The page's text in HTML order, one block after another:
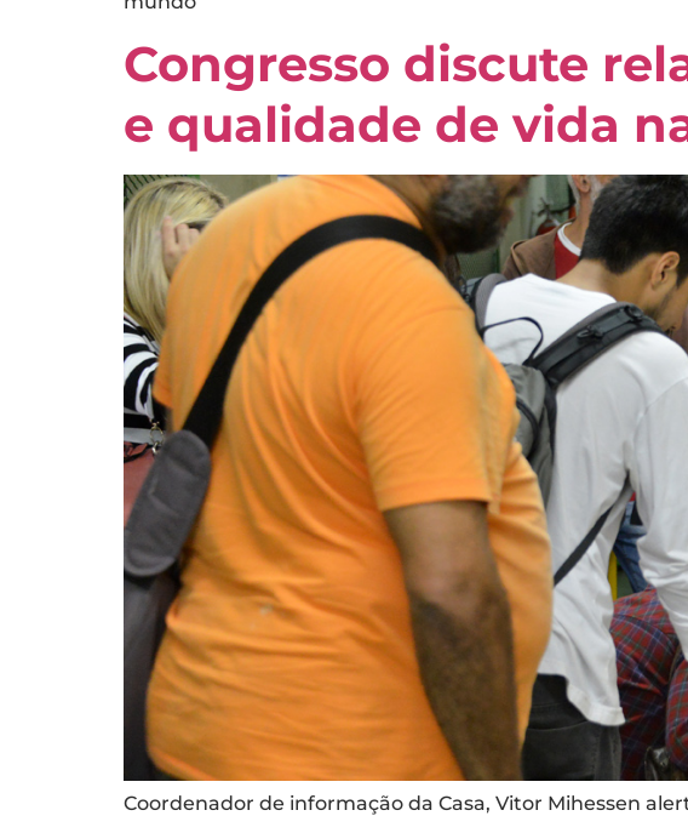
Congresso discute
e qualidade de vida
Coordenador de informação da Casa, Vitor Mihessen